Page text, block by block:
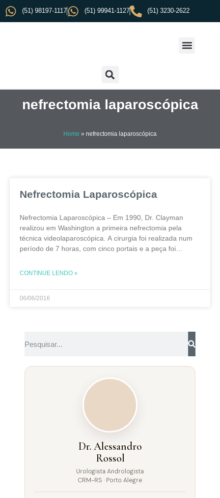
(51) 98197-1117 (51) 99941-1127 (51) 3230-2622
nefrectomia laparoscópica
Home » nefrectomia laparoscópica
Nefrectomia Laparoscópica
Nefrectomia Laparoscópica – Em 1990, Dr. Clayman
realizou em Washington a primeira nefrectomia pela
técnica videolaparoscópica. A cirurgia foi realizada num
período de 7 horas, com cinco portais e a peça foi
CONTINUE LENDO »
06/06/2016
Dr. Alessandro
Rossol
Urologista Andrologista
CRM-RS · Porto Alegre